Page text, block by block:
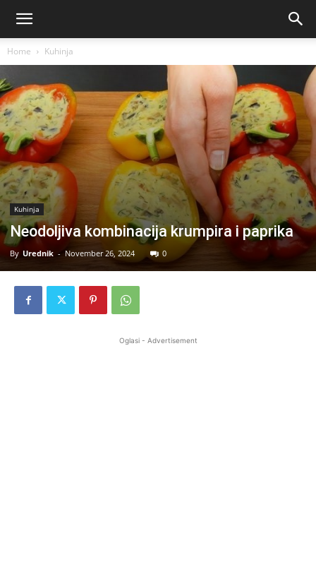
Home Kuhinja
Kuhinja
Neodoljiva kombinacija krumpira i paprika
By Urednik - November 26, 2024 0
Oglasi - Advertisement